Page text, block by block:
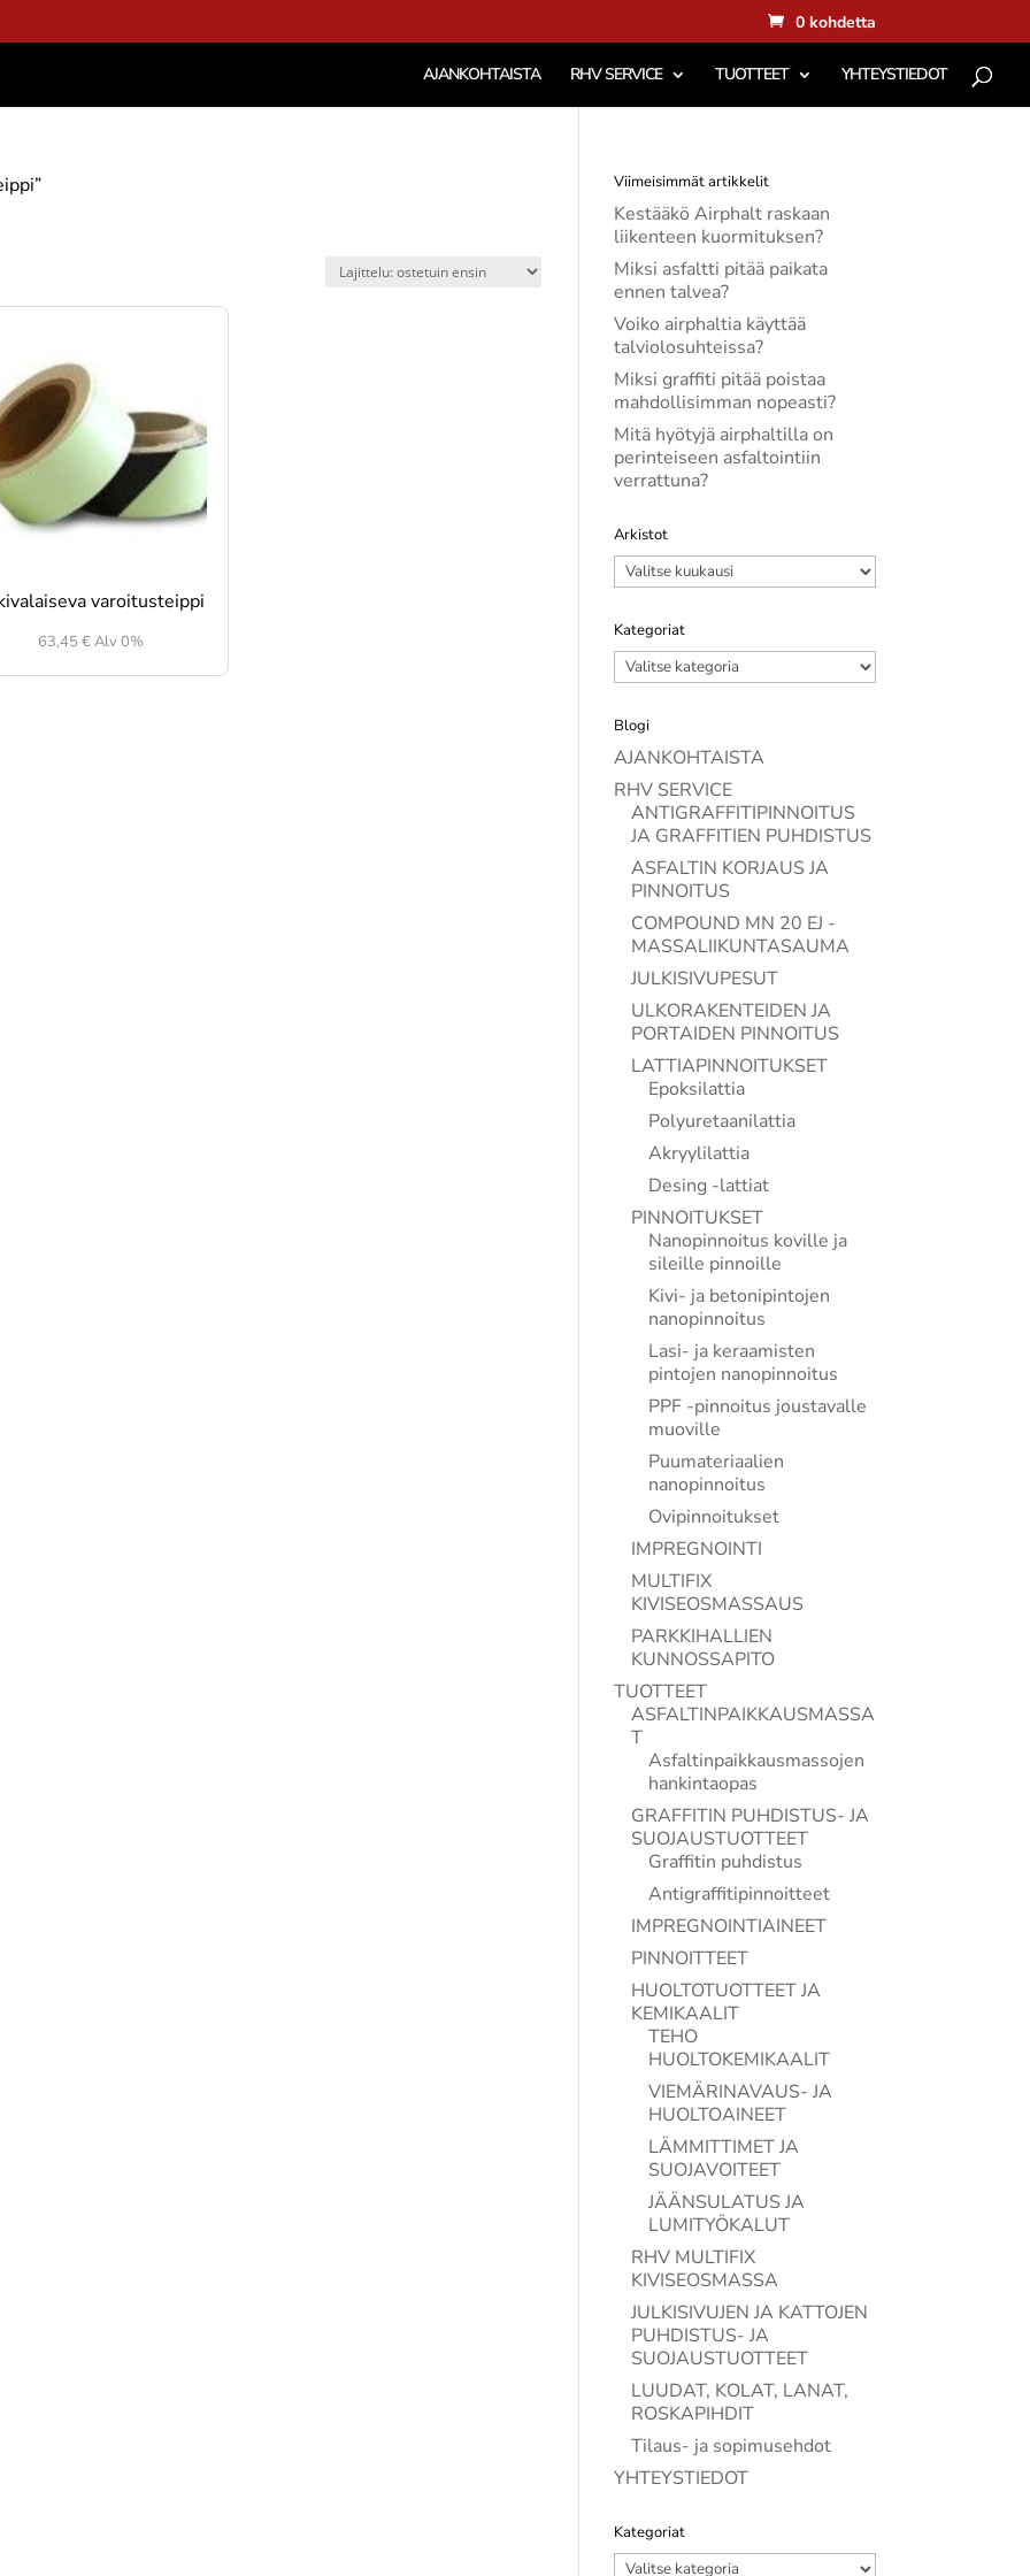
0 kohdetta
AJANKOHTAISTA RHV SERVICE TUOTTEET YHTEYSTIEDOT
varoitusteippi
63,45 €Alv 0%
Viimeisimmät artikkelit
Kestääkö Airphalt raskaan
liikenteen kuormituksen?
Miksi asfaltti pitää paikata
ennen talvea?
Voiko airphaltia käyttää
talviolosuhteissa?
Miksi graffiti pitää poistaa
mahdollisimman nopeasti?
Mitä hyötyjä airphaltilla on
perinteiseen asfaltointiin
verrattuna?
Arkistot
Arkistot
Kategoriat
Kategoriat
Blogi
AJANKOHTAISTA
RHV SERVICE
ANTIGRAFFITIPINNOITUS
JA GRAFFITIEN PUHDISTUS
ASFALTIN KORJAUS JA
PINNOITUS
COMPOUND MN 20 EJ -
MASSALIIKUNTASAUMA
JULKISIVUPESUT
ULKORAKENTEIDEN JA
PORTAIDEN PINNOITUS
LATTIAPINNOITUKSET
Epoksilattia
Polyuretaanilattia
Akryylilattia
Desing -lattiat
PINNOITUKSET
Nanopinnoitus koville ja
sileille pinnoille
Kivi- ja betonipintojen
nanopinnoitus
Lasi- ja keraamisten
pintojen nanopinnoitus
PPF -pinnoitus joustavalle
muoville
Puumateriaalien
nanopinnoitus
Ovipinnoitukset
IMPREGNOINTI
MULTIFIX
KIVISEOSMASSAUS
PARKKIHALLIEN
KUNNOSSAPITO
TUOTTEET
ASFALTINPAIKKAUSMASSA
T
Asfaltinpaikkausmassojen
hankintaopas
GRAFFITIN PUHDISTUS- JA
SUOJAUSTUOTTEET
Graffitin puhdistus
Antigraffitipinnoitteet
IMPREGNOINTIAINEET
PINNOITTEET
HUOLTOTUOTTEET JA
KEMIKAALIT
TEHO
HUOLTOKEMIKAALIT
VIEMÄRINAVAUS- JA
HUOLTOAINEET
LÄMMITTIMET JA
SUOJAVOITEET
JÄÄNSULATUS JA
LUMITYÖKALUT
RHV MULTIFIX
KIVISEOSMASSA
JULKISIVUJEN JA KATTOJEN
PUHDISTUS- JA
SUOJAUSTUOTTEET
LUUDAT, KOLAT, LANAT,
ROSKAPIHDIT
Tilaus- ja sopimusehdot
YHTEYSTIEDOT
Kategoriat
Kategoriat